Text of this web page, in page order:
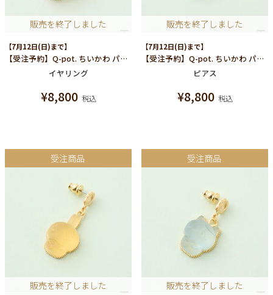
販売を終了しました
【7月12日(日)まで】
【受注予約】Q-pot. ちいかわ パートドゥフリュイ イヤリング (ちいかわ)/片耳売り
イヤリング
¥8,800 税込
販売を終了しました
【7月12日(日)まで】
【受注予約】Q-pot. ちいかわ パートドゥフリュイ ピアス (モモンガ)/片耳売り
ピアス
¥8,800 税込
受注商品
販売を終了しました
受注商品
販売を終了しました